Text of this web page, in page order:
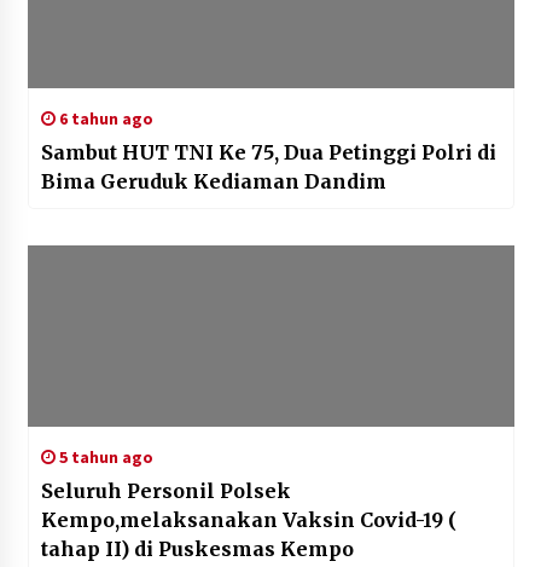
6 tahun ago
Sambut HUT TNI Ke 75, Dua Petinggi Polri di
Bima Geruduk Kediaman Dandim
5 tahun ago
Seluruh Personil Polsek
Kempo,melaksanakan Vaksin Covid-19 (
tahap II) di Puskesmas Kempo